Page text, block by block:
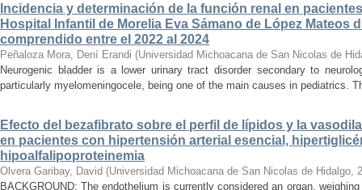
Incidencia y determinación de la función renal en
Hospital Infantil de Morelia Eva Sámano de López Mateos
comprendido entre el 2022 al 2024
Peñaloza Mora, Dení Erandi (Universidad Michoacana de San Nicolas de
Neurogenic bladder is a lower urinary tract disorder secondary to
particularly myelomeningocele, being one of the main causes in pediatrics.
Efecto del bezafibrato sobre el perfil de lípidos y la
en pacientes con hipertensión arterial esencial,
hipoalfalipoproteinemia
Olvera Garibay, David (Universidad Michoacana de San Nicolas de Hidalgo,
BACKGROUND: The endothelium is currently considered an organ,